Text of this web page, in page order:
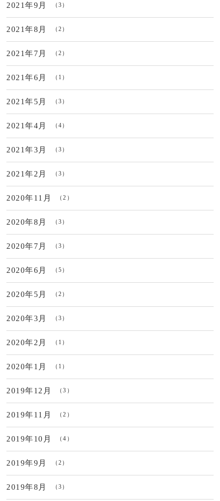
2021年9月 （3）
2021年8月 （2）
2021年7月 （2）
2021年6月 （1）
2021年5月 （3）
2021年4月 （4）
2021年3月 （3）
2021年2月 （3）
2020年11月 （2）
2020年8月 （3）
2020年7月 （3）
2020年6月 （5）
2020年5月 （2）
2020年3月 （3）
2020年2月 （1）
2020年1月 （1）
2019年12月 （3）
2019年11月 （2）
2019年10月 （4）
2019年9月 （2）
2019年8月 （3）